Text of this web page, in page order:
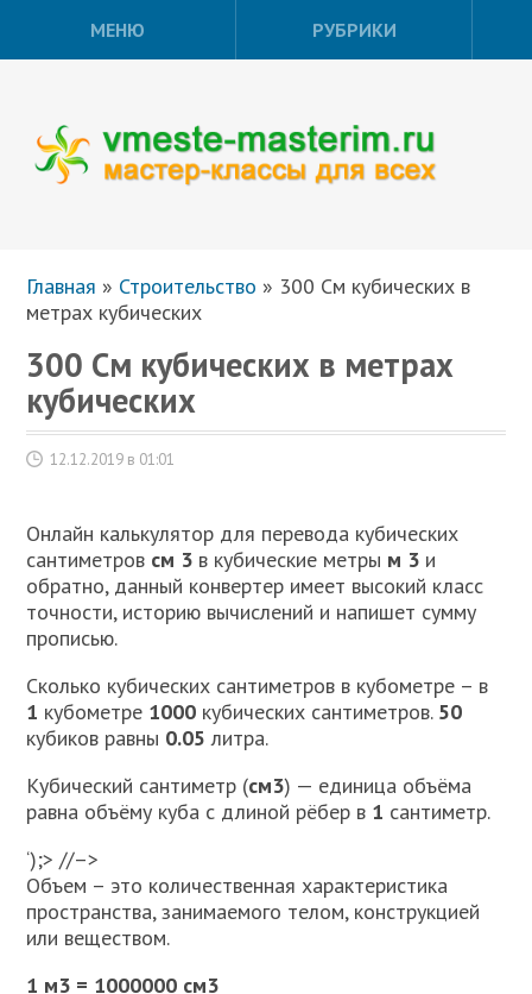
МЕНЮ РУБРИКИ
Главная » Строительство » 300 См кубических в
метрах кубических
300 См кубических в метрах
кубических
12.12.2019 в 01:01
Онлайн калькулятор для перевода кубических
сантиметров см 3 в кубические метры м 3 и
обратно, данный конвертер имеет высокий класс
точности, историю вычислений и напишет сумму
прописью.
Сколько кубических сантиметров в кубометре – в
1 кубометре 1000 кубических сантиметров. 50
кубиков равны 0.05 литра.
Кубический сантиметр (см3) — единица объёма
равна объёму куба с длиной рёбер в 1 сантиметр.
‘);> //–>
Объем – это количественная характеристика
пространства, занимаемого телом, конструкцией
или веществом.
1 м3 = 1000000 см3